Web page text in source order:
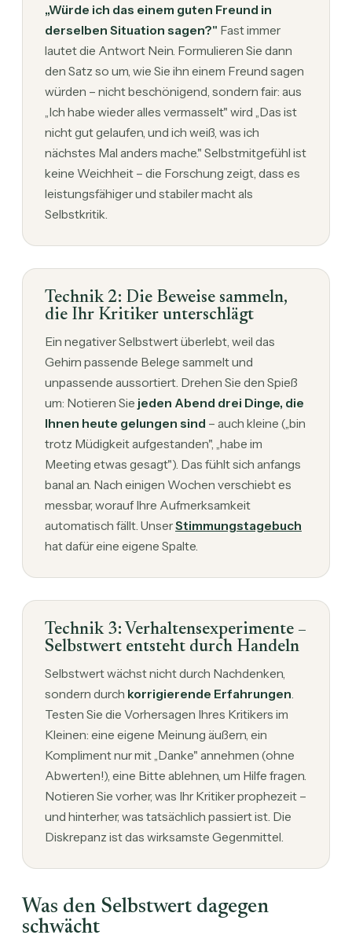
„Würde ich das einem guten Freund in
derselben Situation sagen?" Fast immer
lautet die Antwort Nein. Formulieren Sie dann
den Satz so um, wie Sie ihn einem Freund sagen
würden – nicht beschönigend, sondern fair: aus
„Ich habe wieder alles vermasselt" wird „Das ist
nicht gut gelaufen, und ich weiß, was ich
nächstes Mal anders mache." Selbstmitgefühl ist
keine Weichheit – die Forschung zeigt, dass es
leistungsfähiger und stabiler macht als
Selbstkritik.
Technik 2: Die Beweise sammeln,
die Ihr Kritiker unterschlägt
Ein negativer Selbstwert überlebt, weil das
Gehirn passende Belege sammelt und
unpassende aussortiert. Drehen Sie den Spieß
um: Notieren Sie jeden Abend drei Dinge, die
Ihnen heute gelungen sind – auch kleine („bin
trotz Müdigkeit aufgestanden", „habe im
Meeting etwas gesagt"). Das fühlt sich anfangs
banal an. Nach einigen Wochen verschiebt es
messbar, worauf Ihre Aufmerksamkeit
automatisch fällt. UnserStimmungstagebuch
hat dafür eine eigene Spalte.
Technik 3: Verhaltensexperimente –
Selbstwert entsteht durch Handeln
Selbstwert wächst nicht durch Nachdenken,
sondern durch korrigierende Erfahrungen.
Testen Sie die Vorhersagen Ihres Kritikers im
Kleinen: eine eigene Meinung äußern, ein
Kompliment nur mit „Danke" annehmen (ohne
Abwerten!), eine Bitte ablehnen, um Hilfe fragen.
Notieren Sie vorher, was Ihr Kritiker prophezeit –
und hinterher, was tatsächlich passiert ist. Die
Diskrepanz ist das wirksamste Gegenmittel.
Was den Selbstwert dagegen
schwächt